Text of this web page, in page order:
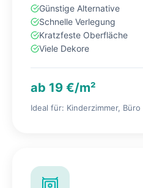
Günstige Alternative
Schnelle Verlegung
Kratzfeste Oberfläche
Viele Dekore
ab 19 €/m²
Ideal für: Kinderzimmer, Büro